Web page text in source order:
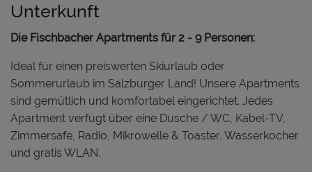
Unterkunft
Die Fischbacher Apartments für 2 - 9 Personen:
Ideal für einen preiswerten Skiurlaub oder
Sommerurlaub im Salzburger Land! Unsere Apartments
sind gemütlich und komfortabel eingerichtet. Jedes
Apartment verfügt über eine Dusche / WC, Kabel-TV,
Zimmersafe, Radio, Mikrowelle & Toaster, Wasserkocher
und gratis WLAN.